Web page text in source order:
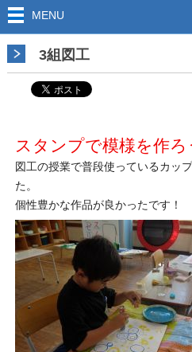
MENU
3組図工
スタンプで模様を作ろ
図工の授業で普段使っているカッ
た。
個性豊かな作品が良かったです！